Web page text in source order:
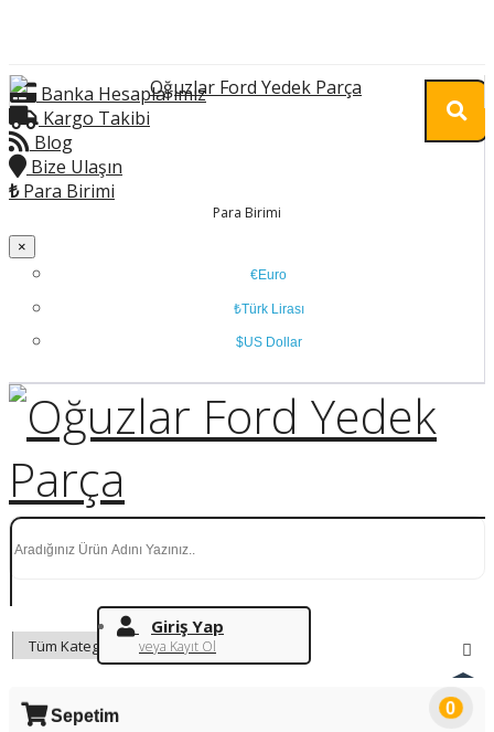
Banka Hesaplarımız
Kargo Takibi
Blog
Bize Ulaşın
₺ Para Birimi
Para Birimi
×
€Euro
₺Türk Lirası
$US Dollar
Giriş Yap
veya Kayıt Ol
Sepetim 0